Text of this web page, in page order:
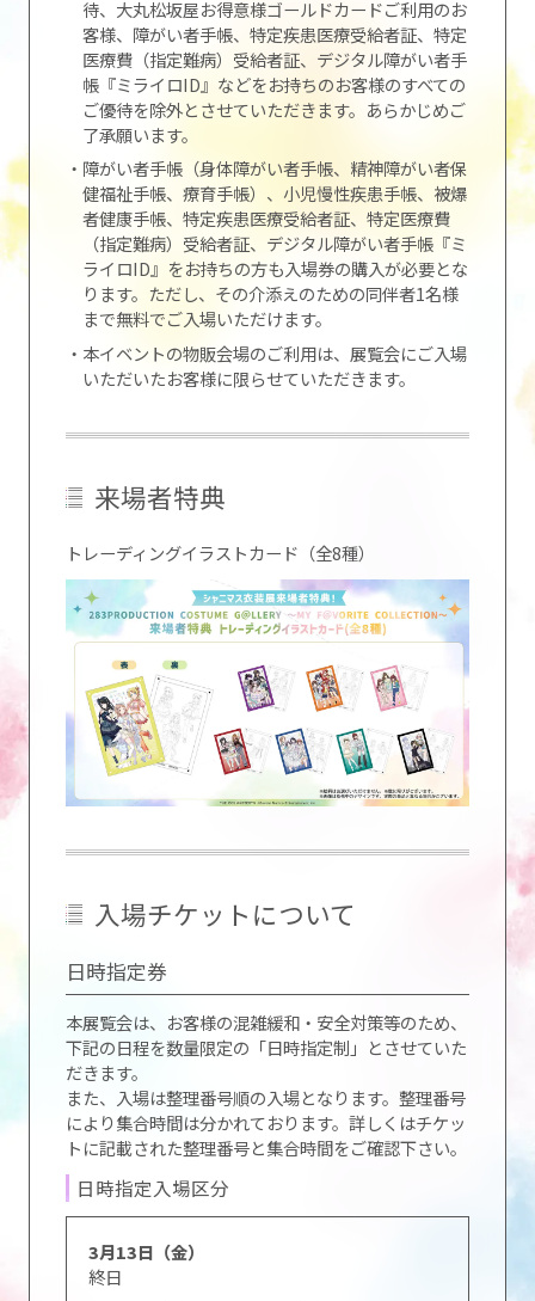
待、大丸松坂屋お得意様ゴールドカードご利用のお
客様、障がい者手帳、特定疾患医療受給者証、特定
医療費（指定難病）受給者証、デジタル障がい者手
帳『ミライロID』などをお持ちのお客様のすべての
ご優待を除外とさせていただきます。あらかじめご
了承願います。
・障がい者手帳（身体障がい者手帳、精神障がい者保
健福祉手帳、療育手帳）、小児慢性疾患手帳、被爆
者健康手帳、特定疾患医療受給者証、特定医療費
（指定難病）受給者証、デジタル障がい者手帳『ミ
ライロID』をお持ちの方も入場券の購入が必要とな
ります。ただし、その介添えのための同伴者1名様
まで無料でご入場いただけます。
・本イベントの物販会場のご利用は、展覧会にご入場
いただいたお客様に限らせていただきます。
来場者特典
トレーディングイラストカード（全8種）
入場チケットについて
日時指定券
本展覧会は、お客様の混雑緩和・安全対策等のため、
下記の日程を数量限定の「日時指定制」とさせていた
だきます。
また、入場は整理番号順の入場となります。整理番号
により集合時間は分かれております。詳しくはチケッ
トに記載された整理番号と集合時間をご確認下さい。
日時指定入場区分
3月13日（金）
終日